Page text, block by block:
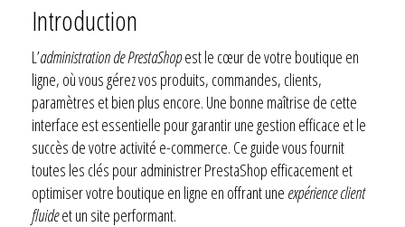
Introduction
L’administration de PrestaShopest le cœur de votre boutique en
ligne, où vous gérez vos produits, commandes, clients,
paramètres et bien plus encore. Une bonne maîtrise de cette
interface est essentielle pour garantir une gestion efficace et le
succès de votre activité e-commerce. Ce guide vous fournit
toutes les clés pour administrer PrestaShop efficacement et
optimiser votre boutique en ligne en offrant une expérience client
fluideet un site performant.